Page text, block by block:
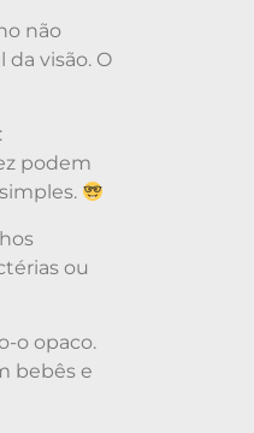
não
visão. O
podem
ou
o opaco.
bebês e